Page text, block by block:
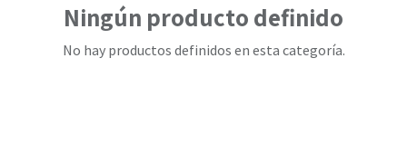
Ningún producto definido
No hay productos definidos en esta categoría.